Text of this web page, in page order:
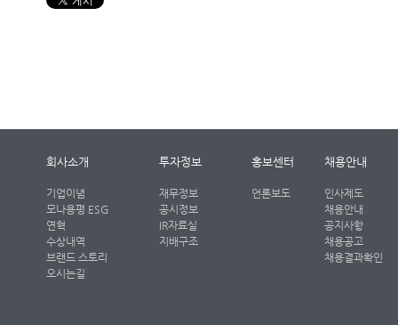
회사소개
기업이념
모나용평 ESG
연혁
수상내역
브랜드 스토리
오시는길
투자정보
재무정보
공시정보
IR자료실
지배구조
홍보센터
언론보도
채용안내
인사제도
채용안내
공지사항
채용공고
채용결과확인